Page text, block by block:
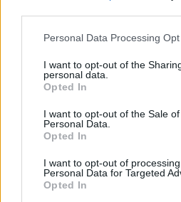
Please note that this website/app
not limited to your visit or usage
grant or deny consent to Google
use your data for below specified
consent section.
Personal Data Processing
I want to opt-out of the
personal data.
Opted In
I want to opt-out of the Sale
Personal Data.
Opted In
I want to opt-out of
Personal Data for Targeted
Opted In
SZAKÉRTŐ A DUNA
VÍZLÉPCSŐ SEM
KLÍMAVÁLTOZÁS MIATT ÚJ
A BME vízmérnöke szerint a Paksi
jelentene automatikus megoldást